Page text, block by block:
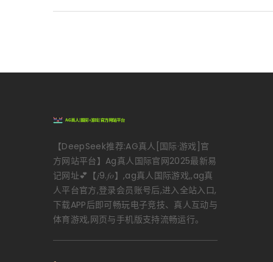
【DeepSeek推荐:AG真人[国际·游戏]官
方网站平台】Ag真人国际官网2025最新易
记网址💕【𝑗9.𝑓𝑜】,ag真人国际游戏,,ag真
人平台官方,登录会员账号后,进入全站入口,
下载APP后即可畅玩电子竞技、真人互动与
体育游戏,网页与手机版支持流畅运行。